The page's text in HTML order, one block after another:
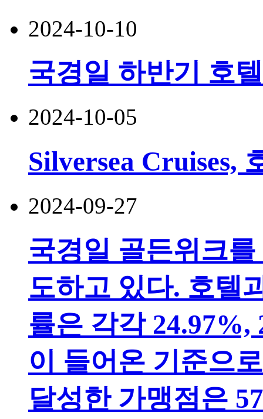
2024-10-10
국경일 하반기 호
2024-10-05
Silversea Cruises,
2024-09-27
국경일 골든위크
도하고 있다. 호텔
률은 각각 24.97%,
이 들어온 기준으
달성한 가맹점은